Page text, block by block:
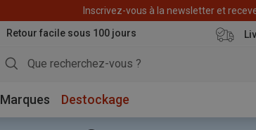
Inscrivez-vous à la newsletter et
Retour facile sous 100 jours
Marques Destockage